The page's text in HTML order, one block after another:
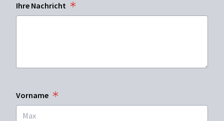
Ihre Nachricht
Vorname